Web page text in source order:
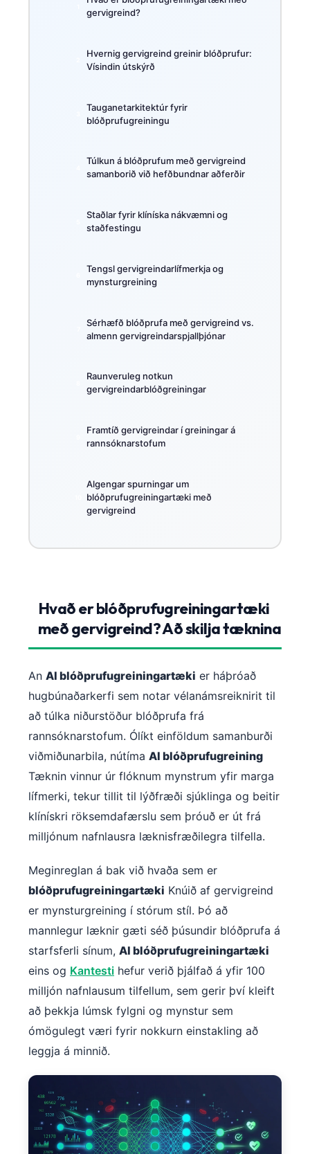
gervigreind?
Hvernig gervigreind greinir blóðprufur:
Vísindin útskýrð
Tauganetarkitektúr fyrir
blóðprufugreiningu
Túlkun á blóðprufum með gervigreind
samanborið við hefðbundnar aðferðir
Staðlar fyrir klíníska nákvæmni og
staðfestingu
Tengsl gervigreindarlífmerkja og
mynsturgreining
Sérhæfð blóðprufa með gervigreind vs.
almenn gervigreindarspjallþjónar
Raunveruleg notkun
gervigreindarblóðgreiningar
Framtíð gervigreindar í greiningar á
rannsóknarstofum
Algengar spurningar um
blóðprufugreiningartæki með
gervigreind
Hvað er blóðprufugreiningartæki
með gervigreind? Að skilja tæknina
An AI blóðprufugreiningartæki er háþróað
hugbúnaðarkerfi sem notar vélanámsreiknirit til
að túlka niðurstöður blóðprufa frá
rannsóknarstofum. Ólíkt einföldum samanburði
viðmiðunarbila, nútíma AI blóðprufugreining
Tæknin vinnur úr flóknum mynstrum yfir marga
lífmerki, tekur tillit til lýðfræði sjúklinga og beitir
klínískri röksemdafærslu sem þróuð er út frá
milljónum nafnlausra læknisfræðilegra tilfella.
Meginreglan á bak við hvaða sem er
blóðprufugreiningartæki Knúið af gervigreind
er mynsturgreining í stórum stíl. Þó að
mannlegur læknir gæti séð þúsundir blóðprufa á
starfsferli sínum, AI blóðprufugreiningartæki
eins og Kantesti hefur verið þjálfað á yfir 100
milljón nafnlausum tilfellum, sem gerir því kleift
að þekkja lúmsk fylgni og mynstur sem
ómögulegt væri fyrir nokkurn einstakling að
leggja á minnið.